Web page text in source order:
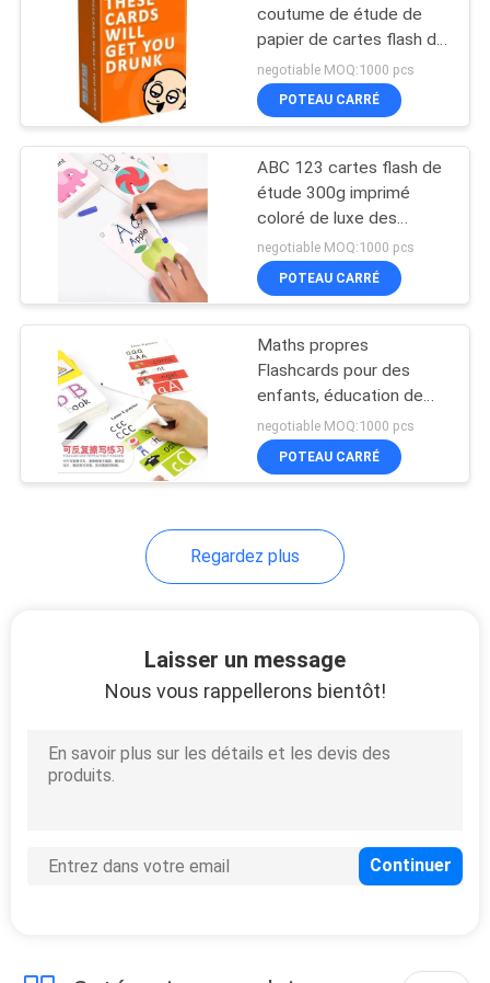
Les cartes flash de
étude des enfants
impression faite sur
commande de
journal
Casse-tête
adhésifs imprimés
coutume de étude de
papier de cartes flash de
jeu de Tableau de partie
d'OEM
negotiable MOQ:1000 pcs
POTEAU CARRÉ
ABC 123 cartes flash de
étude 300g imprimé
coloré de luxe des
enfants
negotiable MOQ:1000 pcs
POTEAU CARRÉ
Maths propres
Flashcards pour des
enfants, éducation de
chiffon de cartes flash
de S d'enfants “
negotiable MOQ:1000 pcs
POTEAU CARRÉ
Regardez plus
Laisser un message
Nous vous rappellerons bientôt!